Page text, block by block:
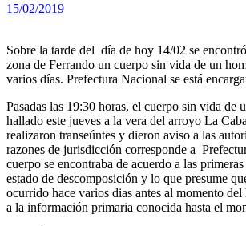
15/02/2019
Sobre la tarde del día de hoy 14/02 se
zona de Ferrando un cuerpo sin vida de un
varios días. Prefectura Nacional se está
Pasadas las 19:30 horas, el cuerpo sin vida de
hallado este jueves a la vera del arroyo La
realizaron transeúntes y dieron aviso a las
razones de jurisdicción corresponde a
cuerpo se encontraba de acuerdo a las
estado de descomposición y lo que presume
ocurrido hace varios dias antes al momento
a la información primaria conocida hasta el